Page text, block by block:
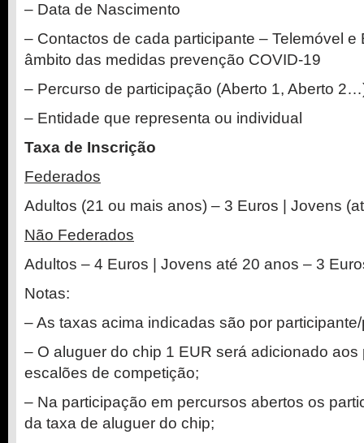
– Data de Nascimento
– Contactos de cada participante – Telemóvel e
âmbito das medidas prevenção COVID-19
– Percurso de participação (Aberto 1, Aberto
– Entidade que representa ou individual
Taxa de Inscrição
Federados
Adultos (21 ou mais anos) – 3 Euros | Jovens
Não Federados
Adultos – 4 Euros | Jovens até 20 anos – 3
Notas:
– As taxas acima indicadas são por
– O aluguer do chip 1 EUR será adicionado aos
escalões de competição;
– Na participação em percursos abertos os
da taxa de aluguer do chip;